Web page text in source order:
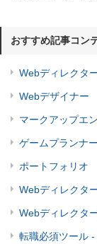
おすすめ記事コン
Webディレクタ
Webデザイナー
マークアップエ
ゲームプランナー
ポートフォリオ
Webディレクタ
Webディレクタ
転職必須ツール